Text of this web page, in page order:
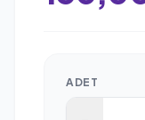
ADET